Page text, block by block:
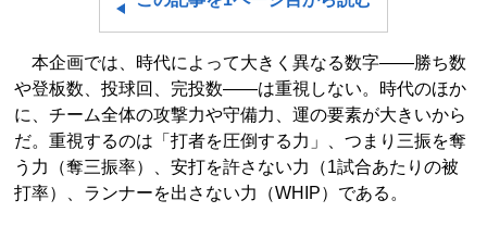
本企画では、時代によって大きく異なる数字――勝ち数
や登板数、投球回、完投数――は重視しない。時代のほか
に、チーム全体の攻撃力や守備力、運の要素が大きいから
だ。重視するのは「打者を圧倒する力」、つまり三振を奪
う力（奪三振率）、安打を許さない力（1試合あたりの被
打率）、ランナーを出さない力（WHIP）である。